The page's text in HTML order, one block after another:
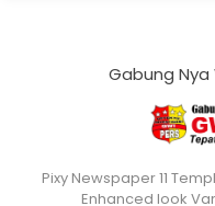
Gabung
Pixy Newspaper 11
Enhanced look